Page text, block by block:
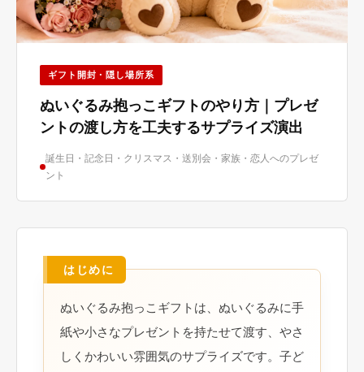
ギフト開封・隠し場所系
ぬいぐるみ抱っこギフトのやり方｜プレゼ
ントの渡し方を工夫するサプライズ演出
誕生日・記念日・クリスマス・送別会・家族・恋人へのプレゼ
ント
ぬいぐるみ抱っこギフトは、ぬいぐるみに手
紙や小さなプレゼントを持たせて渡す、やさ
しくかわいい雰囲気のサプライズです。子ど